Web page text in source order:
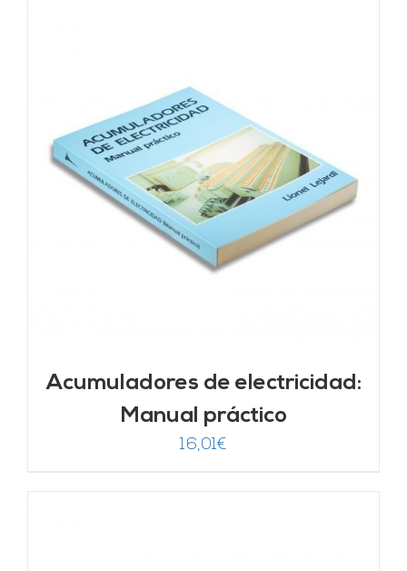
Acumuladores de electricidad:
Manual práctico
16,01€